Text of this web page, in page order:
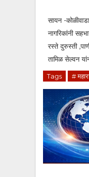
सायन -
नागरिकांनी
रस्ते दुरुस्ती
तामिळ सेल्वन
Tags #